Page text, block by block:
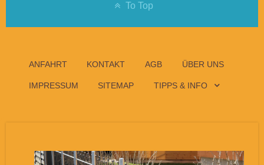
To Top
ANFAHRT KONTAKT AGB ÜBER UNS
IMPRESSUM SITEMAP TIPPS & INFO